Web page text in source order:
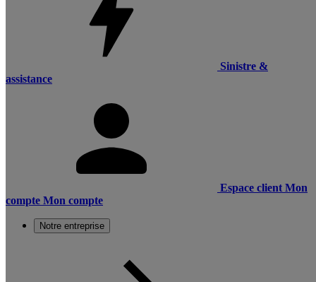
Sinistre &
assistance
Espace client Mon
compte Mon compte
Notre entreprise